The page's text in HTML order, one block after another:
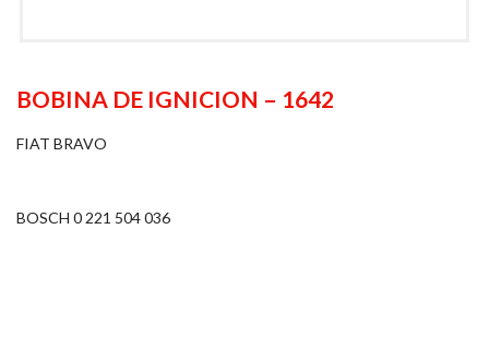
BOBINA DE IGNICION – 1642
FIAT BRAVO
BOSCH 0 221 504 036